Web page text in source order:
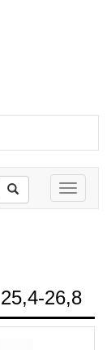
Toggle
26,8